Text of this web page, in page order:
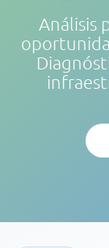
Análisis